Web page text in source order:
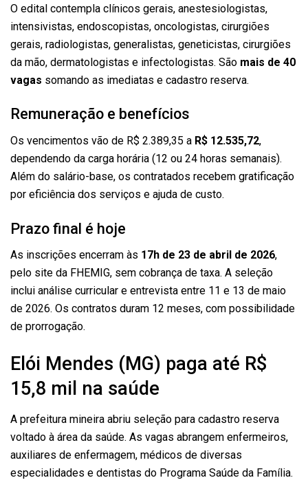
O edital contempla clínicos gerais, anestesiologistas,
intensivistas, endoscopistas, oncologistas, cirurgiões
gerais, radiologistas, generalistas, geneticistas, cirurgiões
da mão, dermatologistas e infectologistas. São mais de 40
vagas somando as imediatas e cadastro reserva.
Remuneração e benefícios
Os vencimentos vão de R$ 2.389,35 a R$ 12.535,72,
dependendo da carga horária (12 ou 24 horas semanais).
Além do salário-base, os contratados recebem gratificação
por eficiência dos serviços e ajuda de custo.
Prazo final é hoje
As inscrições encerram às 17h de 23 de abril de 2026,
pelo site da FHEMIG, sem cobrança de taxa. A seleção
inclui análise curricular e entrevista entre 11 e 13 de maio
de 2026. Os contratos duram 12 meses, com possibilidade
de prorrogação.
Elói Mendes (MG) paga até R$
15,8 mil na saúde
A prefeitura mineira abriu seleção para cadastro reserva
voltado à área da saúde. As vagas abrangem enfermeiros,
auxiliares de enfermagem, médicos de diversas
especialidades e dentistas do Programa Saúde da Família.